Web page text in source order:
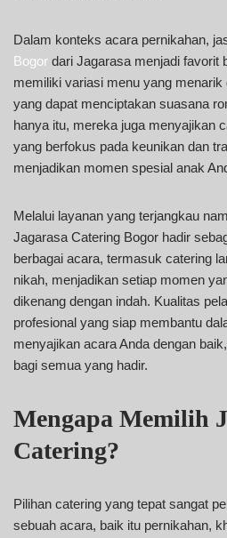
Dalam konteks acara pernikahan,
Bogor dari Jagarasa menjadi favorit
memiliki variasi menu yang
yang dapat menciptakan suasana
hanya itu, mereka juga menyajikan
yang berfokus pada keunikan dan
menjadikan momen spesial anak
Melalui layanan yang terjangkau
Jagarasa Catering Bogor hadir
berbagai acara, termasuk catering
nikah, menjadikan setiap momen
dikenang dengan indah. Kualitas
profesional yang siap membantu
menyajikan acara Anda dengan
bagi semua yang hadir.
Mengapa Memilih
Catering?
Pilihan catering yang tepat sangat
sebuah acara, baik itu pernikahan,